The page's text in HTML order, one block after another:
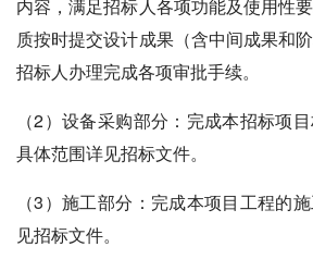
内容，满足招标人各项功能及使用性
质按时提交设计成果（含中间成果和
招标人办理完成各项审批手续。
（2）设备采购部分：完成本招标项
具体范围详见招标文件。
（3）施工部分：完成本项目工程的
见招标文件。